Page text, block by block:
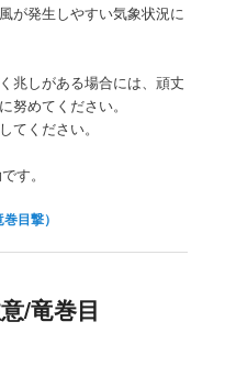
が発生しやすい気象状況に
兆しがある場合には、頑丈
努めてください。
てください。
す。
目撃）
/竜巻目